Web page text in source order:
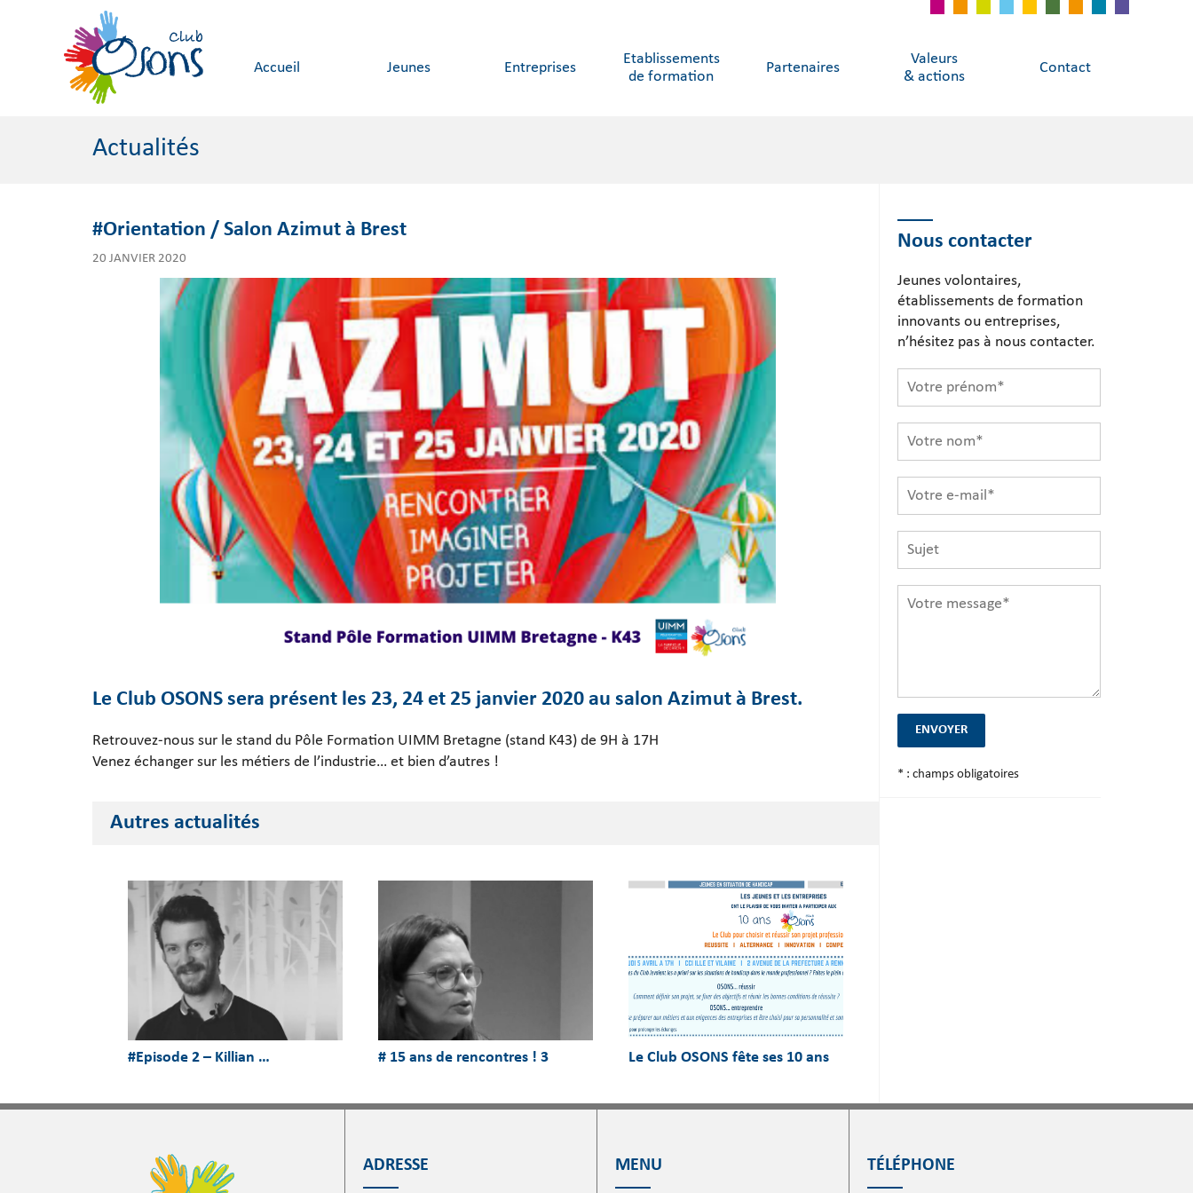
Accueil Jeunes Entreprises
Etablissements
de formation
Partenaires
Valeurs
& actions
Contact
Actualités
#Orientation / Salon Azimut à Brest
20 JANVIER 2020
Le Club OSONS sera présent les 23, 24 et 25 janvier 2020 au salon Azimut à Brest.
Retrouvez-nous sur le stand du Pôle Formation UIMM Bretagne (stand K43) de 9H à 17H
Venez échanger sur les métiers de l’industrie… et bien d’autres !
Autres actualités
#Episode 2 – Killian … # 15 ans de rencontres ! 3 Le Club OSONS fête ses 10 ans
Nous contacter
Jeunes volontaires,
établissements de formation
innovants ou entreprises,
n’hésitez pas à nous contacter.
* : champs obligatoires
ADRESSE MENU TÉLÉPHONE